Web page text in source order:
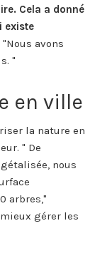
Cela a donné
existe
​ Nous avons
en ville​
la nature en
De
nous
arbres,
gérer les